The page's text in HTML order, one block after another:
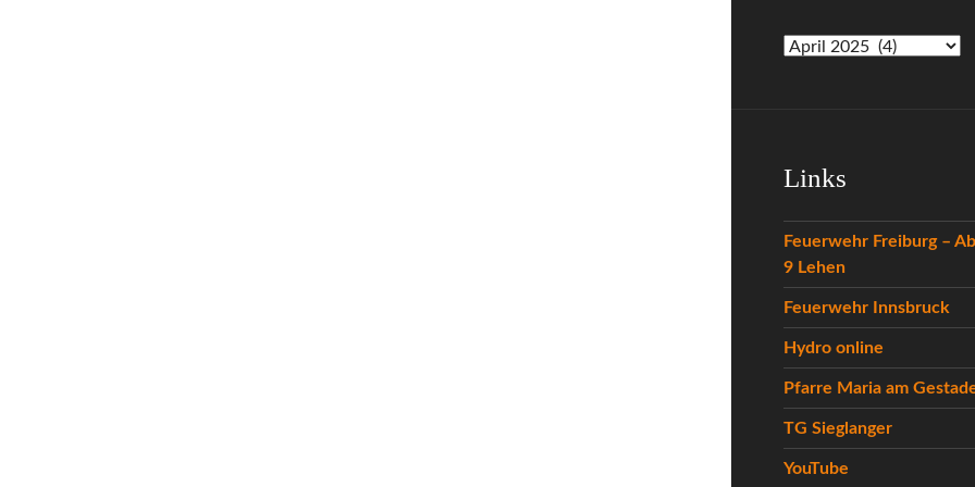
Archiv
Links
Feuerwehr Freiburg –
9 Lehen
Feuerwehr Innsbruck
Hydro online
Pfarre Maria am
TG Sieglanger
YouTube